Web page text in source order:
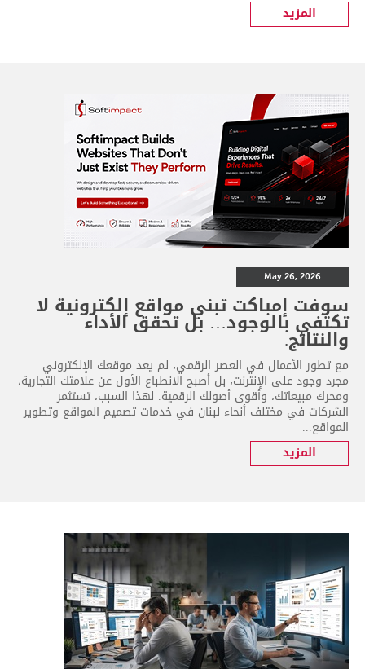
المزيد
May 26, 2026
سوفت إمباكت تبني مواقع إلكترونية لا
تكتفي بالوجود… بل تحقق الأداء
والنتائج.
مع تطور الأعمال في العصر الرقمي، لم يعد موقعك الإلكتروني
مجرد وجود على الإنترنت، بل أصبح الانطباع الأول عن علامتك التجارية،
ومحرك مبيعاتك، وأقوى أصولك الرقمية. لهذا السبب، تستثمر
الشركات في مختلف أنحاء لبنان في خدمات تصميم المواقع وتطوير
المواقع...
المزيد